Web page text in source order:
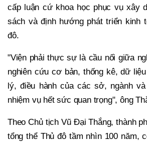
cấp luận cứ khoa học phục vụ xây
sách và định hướng phát triển kinh
đô.
"Viện phải thực sự là cầu nối giữa
nghiên cứu cơ bản, thống kê, dữ
lý, điều hành của các sở, ngành
nhiệm vụ hết sức quan trọng", ông
Theo Chủ tịch Vũ Đại Thắng, thành
tổng thể Thủ đô tầm nhìn 100 năm,